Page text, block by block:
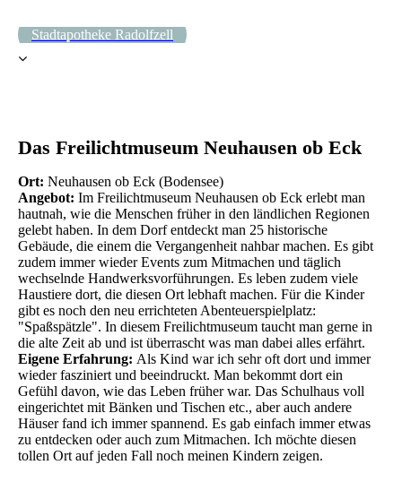
Stadtapotheke Radolfzell
Das Freilichtmuseum Neuhausen ob Eck
Ort: Neuhausen ob Eck (Bodensee)
Angebot: Im Freilichtmuseum Neuhausen ob Eck erlebt man
hautnah, wie die Menschen früher in den ländlichen Regionen
gelebt haben. In dem Dorf entdeckt man 25 historische
Gebäude, die einem die Vergangenheit nahbar machen. Es gibt
zudem immer wieder Events zum Mitmachen und täglich
wechselnde Handwerksvorführungen. Es leben zudem viele
Haustiere dort, die diesen Ort lebhaft machen. Für die Kinder
gibt es noch den neu errichteten Abenteuerspielplatz:
"Spaßspätzle". In diesem Freilichtmuseum taucht man gerne in
die alte Zeit ab und ist überrascht was man dabei alles erfährt.
Eigene Erfahrung: Als Kind war ich sehr oft dort und immer
wieder fasziniert und beeindruckt. Man bekommt dort ein
Gefühl davon, wie das Leben früher war. Das Schulhaus voll
eingerichtet mit Bänken und Tischen etc., aber auch andere
Häuser fand ich immer spannend. Es gab einfach immer etwas
zu entdecken oder auch zum Mitmachen. Ich möchte diesen
tollen Ort auf jeden Fall noch meinen Kindern zeigen.